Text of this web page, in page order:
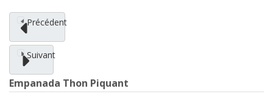
Précédent
Suivant
Empanada Thon Piquant